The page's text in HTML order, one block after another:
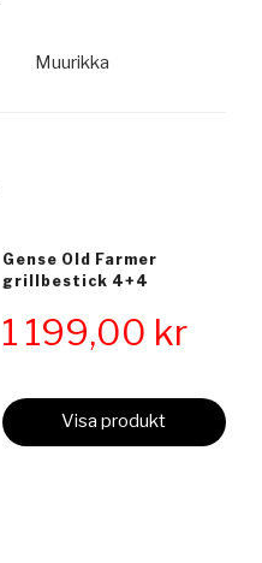
Muurikka
Gense Old Farmer
grillbestick 4+4
1 199,00 kr
Visa produkt